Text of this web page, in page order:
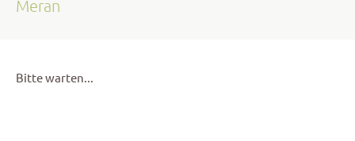
Meran
Bitte warten...